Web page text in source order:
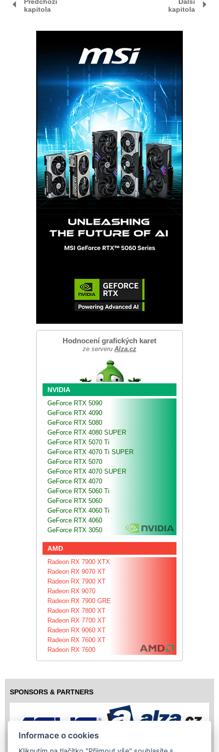
kapitola
kapitola
Hodnocení grafických karet
ze serveru Alza.cz
NVIDIA
GeForce RTX 5090
GeForce RTX 4090
GeForce RTX 5080
GeForce RTX 4080 SUPER
GeForce RTX 5070 Ti
GeForce RTX 4070 Ti SUPER
GeForce RTX 5070
GeForce RTX 4070 SUPER
GeForce RTX 4070
GeForce RTX 5060 Ti
GeForce RTX 5060
GeForce RTX 4060 Ti
GeForce RTX 4060
GeForce RTX 3050
AMD
Radeon RX 7900 XTX
Radeon RX 9070 XT
Radeon RX 7900 XT
Radeon RX 9070
Radeon RX 7900 GRE
Radeon RX 7800 XT
Radeon RX 7700 XT
Radeon RX 9060 XT
Radeon RX 7600 XT
Radeon RX 7600
SPONSORS & PARTNERS
Informace o cookies